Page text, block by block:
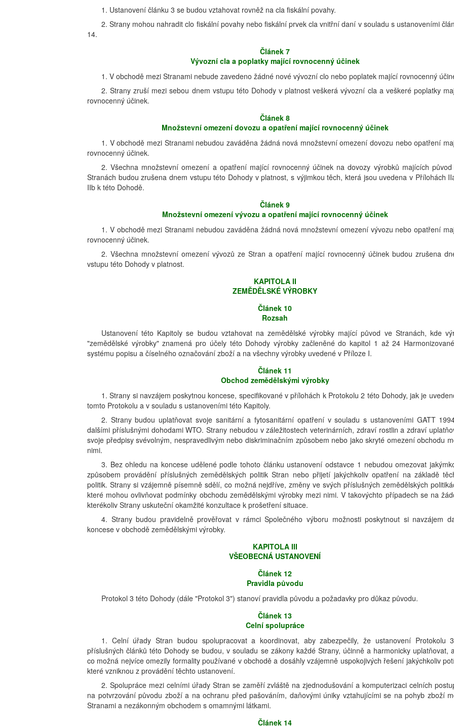
1. Ustanovení článku 3 se budou vztahovat rovněž na cla fiskální povahy.
2. Strany mohou nahradit clo fiskální povahy nebo fiskální prvek cla vnitřní daní v souladu s ustanoveními
14.
Článek 7
Vývozní cla a poplatky mající rovnocenný účinek
1. V obchodě mezi Stranami nebude zavedeno žádné nové vývozní clo nebo poplatek mající rovnocenný
2. Strany zruší mezi sebou dnem vstupu této Dohody v platnost veškerá vývozní cla a veškeré poplatky
rovnocenný účinek.
Článek 8
Množstevní omezení dovozu a opatření mající rovnocenný účinek
1. V obchodě mezi Stranami nebudou zaváděna žádná nová množstevní omezení dovozu nebo opatření
rovnocenný účinek.
2. Všechna množstevní omezení a opatření mající rovnocenný účinek na dovozy výrobků majících
Stranách budou zrušena dnem vstupu této Dohody v platnost, s výjimkou těch, která jsou uvedena v Přílohách
IIb k této Dohodě.
Článek 9
Množstevní omezení vývozu a opatření mající rovnocenný účinek
1. V obchodě mezi Stranami nebudou zaváděna žádná nová množstevní omezení vývozu nebo opatření
rovnocenný účinek.
2. Všechna množstevní omezení vývozů ze Stran a opatření mající rovnocenný účinek budou zrušena
vstupu této Dohody v platnost.
KAPITOLA II
ZEMĚDĚLSKÉ VÝROBKY
Článek 10
Rozsah
Ustanovení této Kapitoly se budou vztahovat na zemědělské výrobky mající původ ve Stranách, kde
"zemědělské výrobky" znamená pro účely této Dohody výrobky začleněné do kapitol 1 až 24
systému popisu a číselného označování zboží a na všechny výrobky uvedené v Příloze I.
Článek 11
Obchod zemědělskými výrobky
1. Strany si navzájem poskytnou koncese, specifikované v přílohách k Protokolu 2 této Dohody, jak je
tomto Protokolu a v souladu s ustanoveními této Kapitoly.
2. Strany budou uplatňovat svoje sanitární a fytosanitární opatření v souladu s ustanoveními GATT
dalšími příslušnými dohodami WTO. Strany nebudou v záležitostech veterinárních, zdraví rostlin a zdraví
svoje předpisy svévolným, nespravedlivým nebo diskriminačním způsobem nebo jako skryté omezení obchodu
nimi.
3. Bez ohledu na koncese udělené podle tohoto článku ustanovení odstavce 1 nebudou omezovat
způsobem provádění příslušných zemědělských politik Stran nebo přijetí jakýchkoliv opatření na základě
politik. Strany si vzájemně písemně sdělí, co možná nejdříve, změny ve svých příslušných zemědělských
které mohou ovlivňovat podmínky obchodu zemědělskými výrobky mezi nimi. V takovýchto případech se na
kterékoliv Strany uskuteční okamžité konzultace k prošetření situace.
4. Strany budou pravidelně prověřovat v rámci Společného výboru možnosti poskytnout si navzájem
koncese v obchodě zemědělskými výrobky.
KAPITOLA III
VŠEOBECNÁ USTANOVENÍ
Článek 12
Pravidla původu
Protokol 3 této Dohody (dále "Protokol 3") stanoví pravidla původu a požadavky pro důkaz původu.
Článek 13
Celní spolupráce
1. Celní úřady Stran budou spolupracovat a koordinovat, aby zabezpečily, že ustanovení Protokolu
příslušných článků této Dohody se budou, v souladu se zákony každé Strany, účinně a harmonicky uplatňovat,
co možná nejvíce omezily formality používané v obchodě a dosáhly vzájemně uspokojivých řešení jakýchkoliv
které vzniknou z provádění těchto ustanovení.
2. Spolupráce mezi celními úřady Stran se zaměří zvláště na zjednodušování a komputerizaci celních
na potvrzování původu zboží a na ochranu před pašováním, daňovými úniky vztahujícími se na pohyb zboží
Stranami a nezákonným obchodem s omamnými látkami.
Článek 14